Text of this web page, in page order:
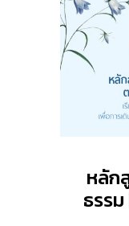
หลัก
ธรร